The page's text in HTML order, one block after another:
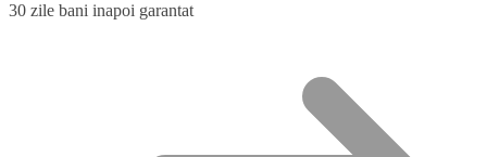
30 zile bani inapoi garantat